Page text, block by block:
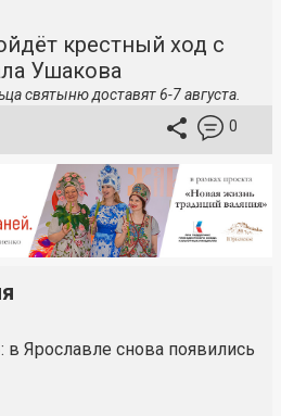
крестный ход с
Ушакова
святыню доставят 6-7 августа.
0
в Ярославле снова появились